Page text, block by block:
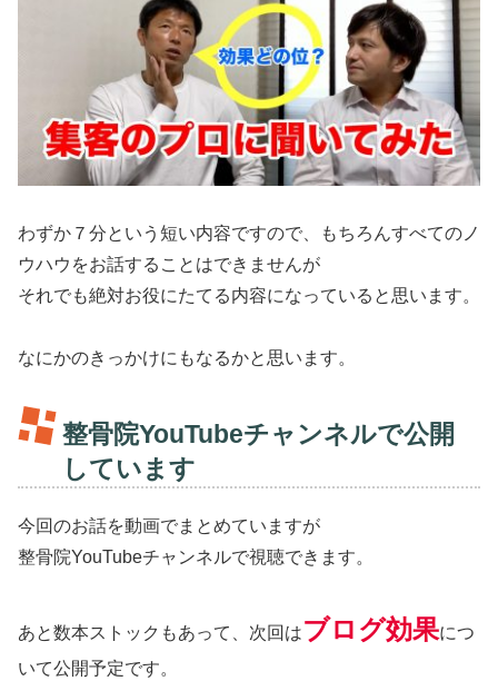
わずか７分という短い内容ですので、もちろんすべてのノ
ウハウをお話することはできませんが
それでも絶対お役にたてる内容になっていると思います。
なにかのきっかけにもなるかと思います。
整骨院YouTubeチャンネルで公開
しています
今回のお話を動画でまとめていますが
整骨院YouTubeチャンネルで視聴できます。
あと数本ストックもあって、次回はブログ効果につ
いて公開予定です。